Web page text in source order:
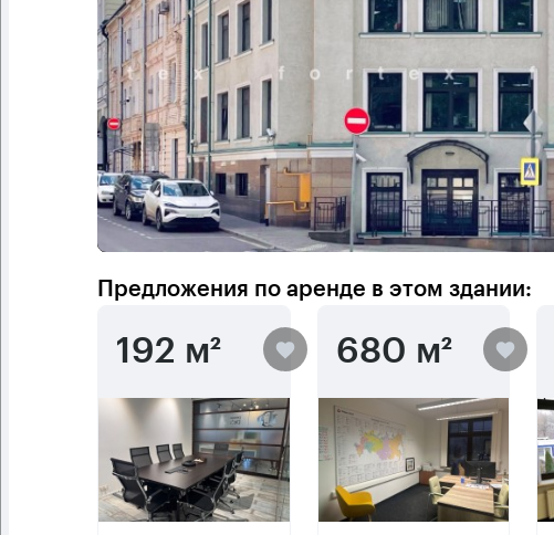
Предложения по аренде в этом здании:
192 м² 680 м²